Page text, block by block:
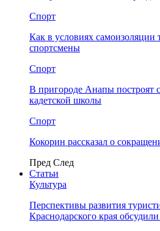
Спорт
Как в условиях самоизоляции
спортсмены
Спорт
В пригороде Анапы построят
кадетской школы
Спорт
Кокорин рассказал о
Пред След
Статьи
Культура
Перспективы развития
Краснодарского края